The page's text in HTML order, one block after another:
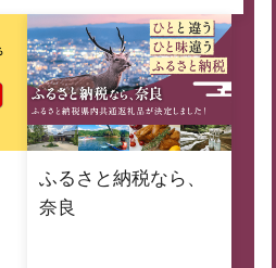
ふるさと納税なら、
奈良